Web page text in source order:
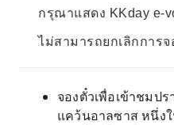
กรุณาแสดง KKday e-
ไม่สามารถยกเลิกการจ
จองตั๋วเพื่อเข้าชมป
แคว้นอาลซาส หนึ่ง